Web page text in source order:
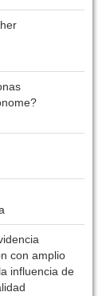
con amplio
influencia de